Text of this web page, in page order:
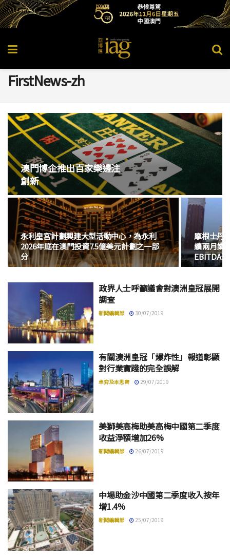
FirstNews-zh
澳門博企推出百家樂邊注
創新
永利皇宮計劃興建大型活動中心，為永利
2026年底在澳門投資7.5億美元計劃之一部
分
摩根士丹
續兩月業
EBITDA
政界人士呼籲議會對澳洲皇冠展開
調查
新聞編輯部 30/07/2019
有關澳洲皇冠「爆炸性」報道彰顯
對行業實踐的完全誤解
卓弈及本思齊 29/07/2019
美獅美高梅助美高梅中國第二季度
收益淨額增加26%
新聞編輯部 26/07/2019
中場助金沙中國第二季度收入按年
增1.4%
新聞編輯部 25/07/2019